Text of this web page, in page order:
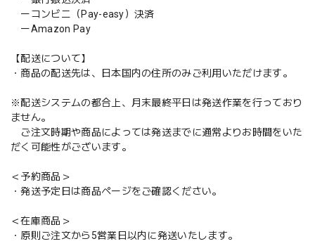
ーコンビニ（Pay-easy）決済
ーAmazon Pay
【配送について】
・商品の配送先は、日本国内の住所のみご利用いただけます。
※配送システムの都合上、月末最終平日は発送作業を行っており
ません。
ご注文時期や商品によっては発送までに通常よりお時間をいた
だく可能性がございます。
＜予約商品＞
・発送予定日は商品ページをご確認ください。
＜在庫商品＞
・原則ご注文から5営業日以内に発送いたします。